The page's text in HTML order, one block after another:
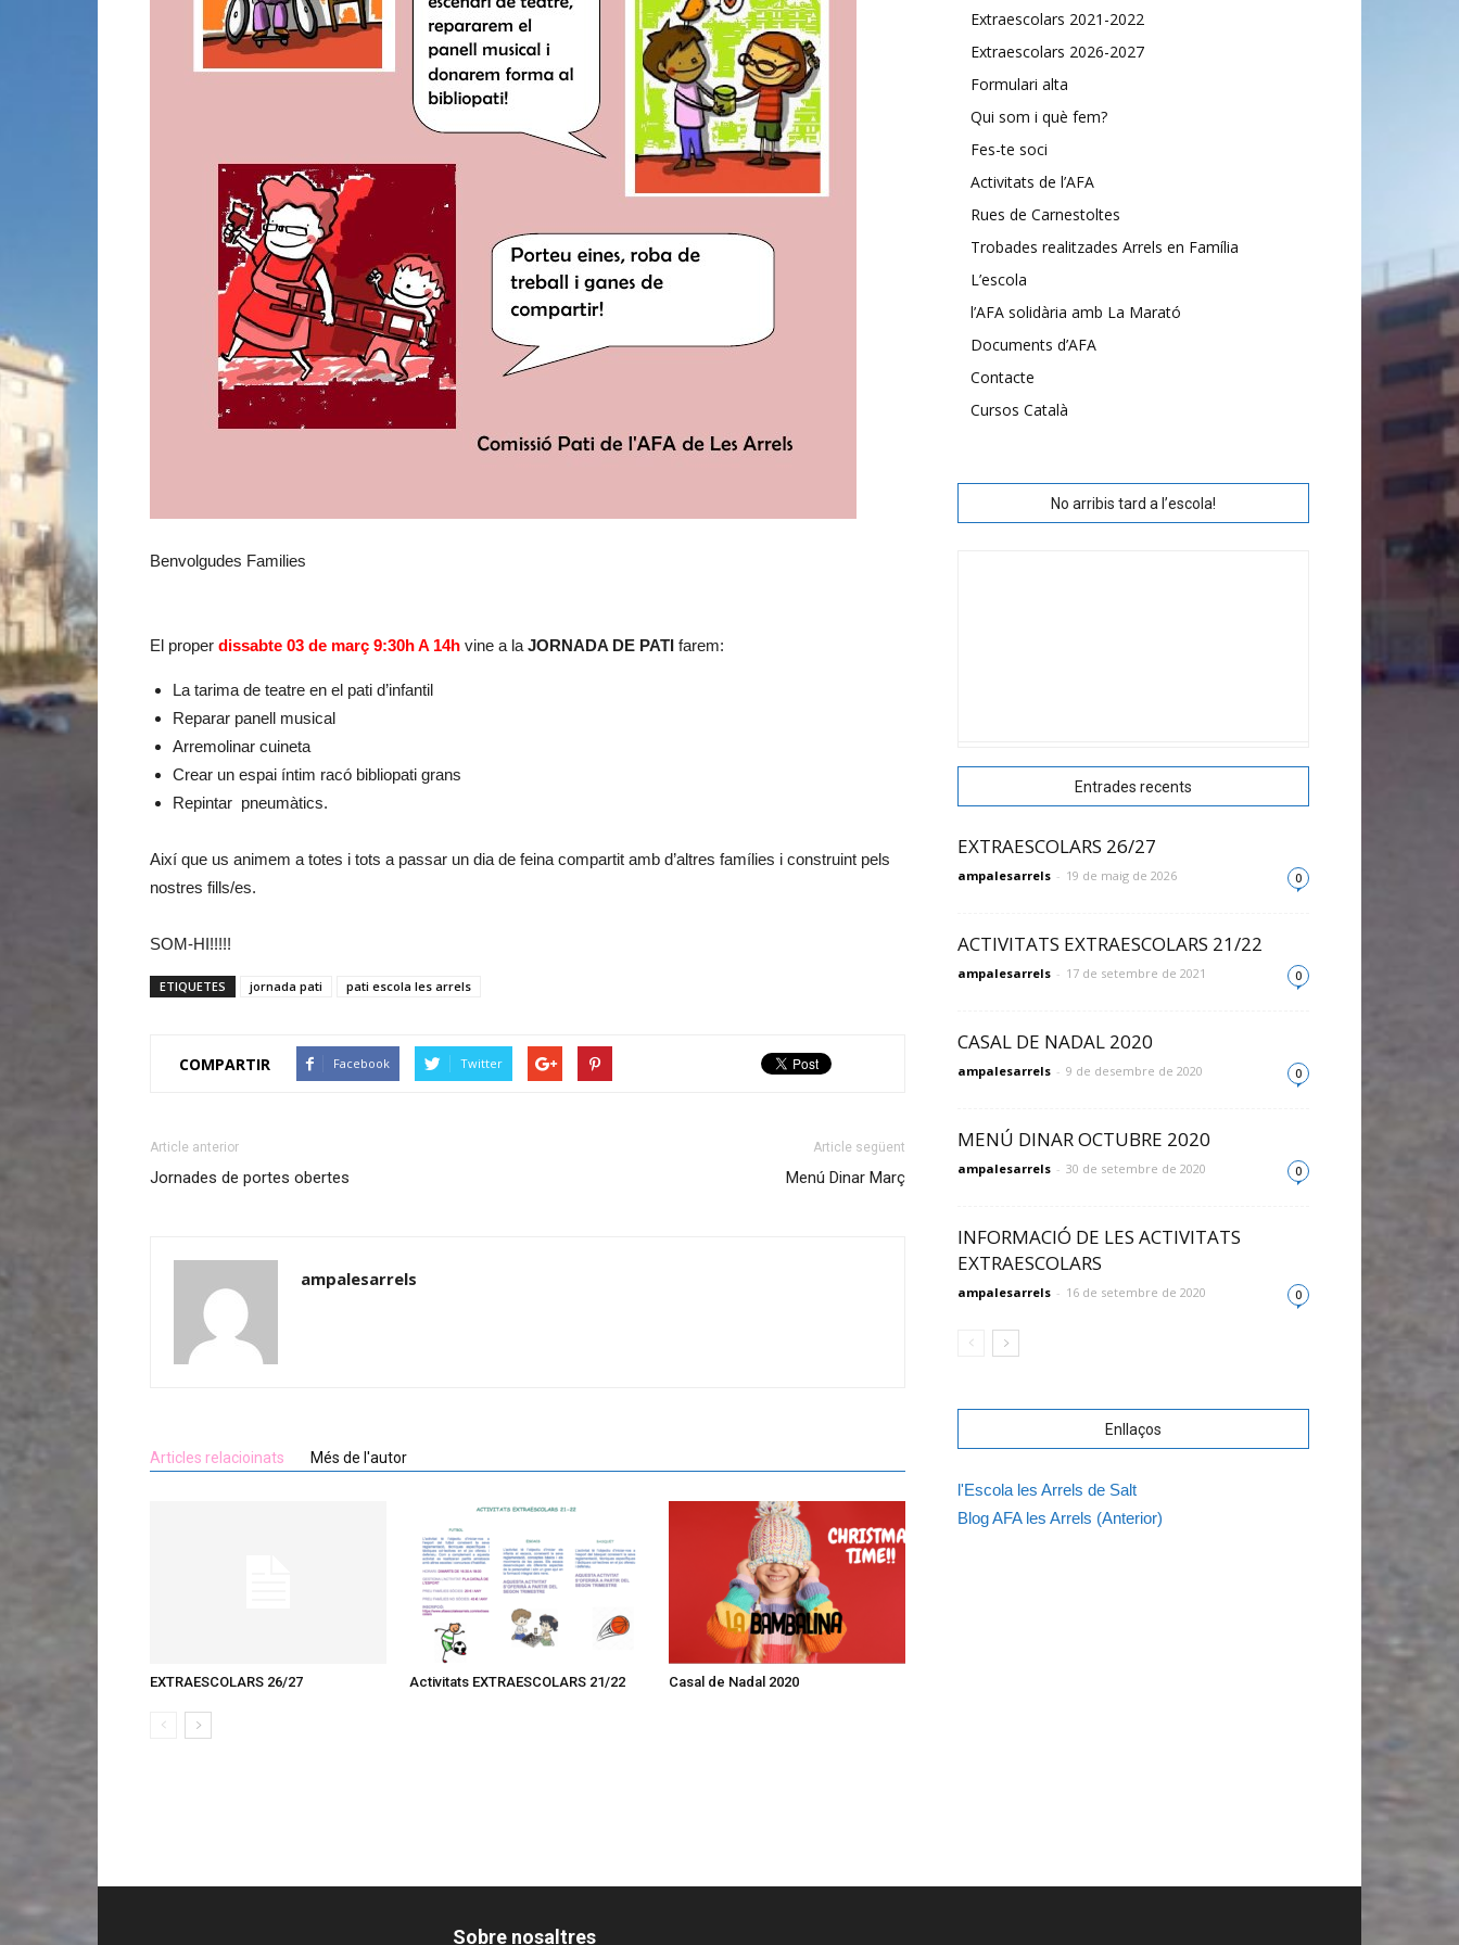
Benvolgudes Families
El proper dissabte 03 de març 9:30h A 14h vine a la JORNADA DE PATI farem:
La tarima de teatre en el pati d’infantil
Reparar panell musical
Arremolinar cuineta
Crear un espai íntim racó bibliopati grans
Repintar pneumàtics.
Així que us animem a totes i tots a passar un dia de feina compartit amb d’altres famílies i construint pels
nostres fills/es.
SOM-HI!!!!!
ETIQUETES jornada pati pati escola les arrels
COMPARTIR Facebook Twitter
Article anterior
Jornades de portes obertes
Article següent
Menú Dinar Març
ampalesarrels
Articles relacioinats Més de l'autor
EXTRAESCOLARS 26/27 Activitats EXTRAESCOLARS 21/22 Casal de Nadal 2020
Extraescolars 2021-2022
Extraescolars 2026-2027
Formulari alta
Qui som i què fem?
Fes-te soci
Activitats de l’AFA
Rues de Carnestoltes
Trobades realitzades Arrels en Família
L’escola
l’AFA solidària amb La Marató
Documents d’AFA
Contacte
Cursos Català
No arribis tard a l’escola!
Entrades recents
EXTRAESCOLARS 26/27
ampalesarrels - 19 de maig de 2026 0
ACTIVITATS EXTRAESCOLARS 21/22
ampalesarrels - 17 de setembre de 2021 0
CASAL DE NADAL 2020
ampalesarrels - 9 de desembre de 2020 0
MENÚ DINAR OCTUBRE 2020
ampalesarrels - 30 de setembre de 2020 0
INFORMACIÓ DE LES ACTIVITATS
EXTRAESCOLARS
ampalesarrels - 16 de setembre de 2020 0
Enllaços
l'Escola les Arrels de Salt
Blog AFA les Arrels (Anterior)
Sobre nosaltres